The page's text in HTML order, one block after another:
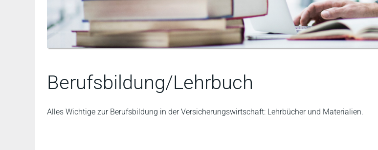
Berufsbildung/Lehrbuch
Alles Wichtige zur Berufsbildung in der Versicherungswirtschaft: Lehrbücher und Materialien.